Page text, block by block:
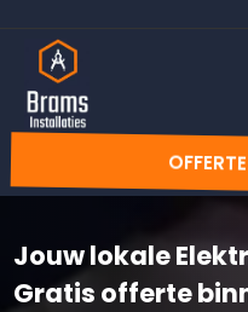
Jouw lokale
Gratis offerte